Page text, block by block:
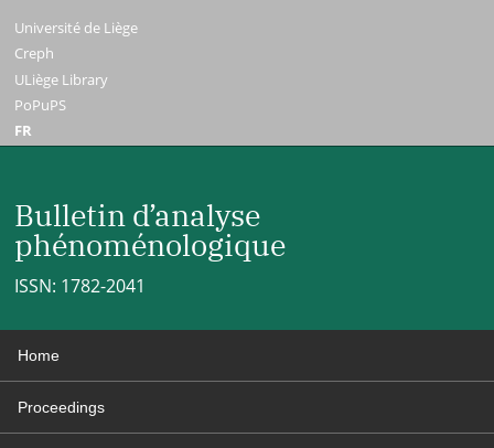
Université de Liège
Creph
ULiège Library
PoPuPS
FR
Bulletin d’analyse
phénoménologique
ISSN: 1782-2041
Home
Proceedings